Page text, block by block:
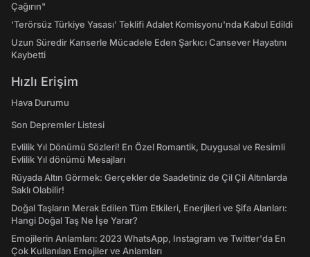
Çağırın"
‘Terörsüz Türkiye Yasası’ Teklifi Adalet Komisyonu'nda Kabul Edildi
Uzun Süredir Kanserle Mücadele Eden Şarkıcı Cansever Hayatını
Kaybetti
Hızlı Erişim
Hava Durumu
Son Depremler Listesi
Evlilik Yıl Dönümü Sözleri! En Özel Romantik, Duygusal ve Resimli
Evlilik Yıl dönümü Mesajları
Rüyada Altın Görmek: Gerçekler de Saadetiniz de Çil Çil Altınlarda
Saklı Olabilir!
Doğal Taşların Merak Edilen Tüm Etkileri, Enerjileri ve Şifa Alanları:
Hangi Doğal Taş Ne İşe Yarar?
Emojilerin Anlamları: 2023 WhatsApp, Instagram ve Twitter'da En
Çok Kullanılan Emojiler ve Anlamları